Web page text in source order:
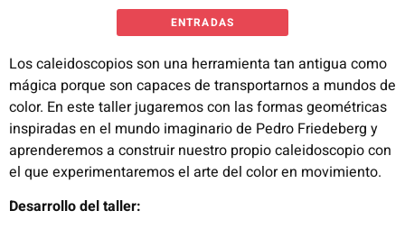
ENTRADAS
Los caleidoscopios son una herramienta tan antigua como
mágica porque son capaces de transportarnos a mundos de
color. En este taller jugaremos con las formas geométricas
inspiradas en el mundo imaginario de Pedro Friedeberg y
aprenderemos a construir nuestro propio caleidoscopio con
el que experimentaremos el arte del color en movimiento.
Desarrollo del taller: